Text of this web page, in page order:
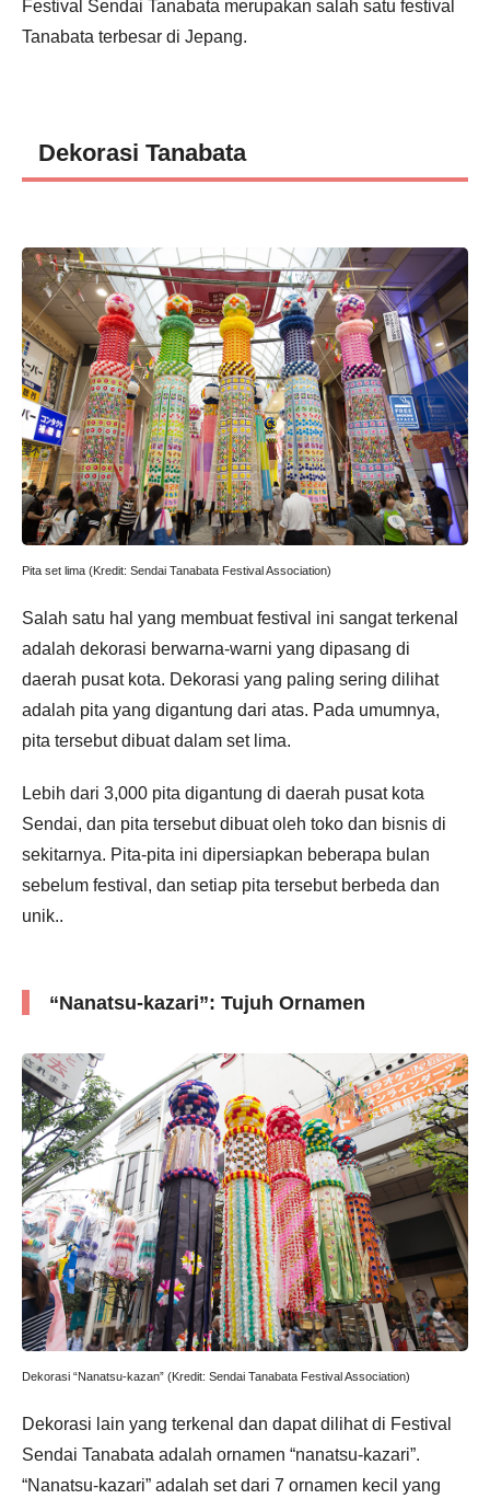
Festival Sendai Tanabata merupakan salah satu festival
Tanabata terbesar di Jepang.
Dekorasi Tanabata
Pita set lima (Kredit: Sendai Tanabata Festival Association)
Salah satu hal yang membuat festival ini sangat terkenal
adalah dekorasi berwarna-warni yang dipasang di
daerah pusat kota. Dekorasi yang paling sering dilihat
adalah pita yang digantung dari atas. Pada umumnya,
pita tersebut dibuat dalam set lima.
Lebih dari 3,000 pita digantung di daerah pusat kota
Sendai, dan pita tersebut dibuat oleh toko dan bisnis di
sekitarnya. Pita-pita ini dipersiapkan beberapa bulan
sebelum festival, dan setiap pita tersebut berbeda dan
unik..
“Nanatsu-kazari”: Tujuh Ornamen
Dekorasi “Nanatsu-kazan” (Kredit: Sendai Tanabata Festival Association)
Dekorasi lain yang terkenal dan dapat dilihat di Festival
Sendai Tanabata adalah ornamen “nanatsu-kazari”.
“Nanatsu-kazari” adalah set dari 7 ornamen kecil yang